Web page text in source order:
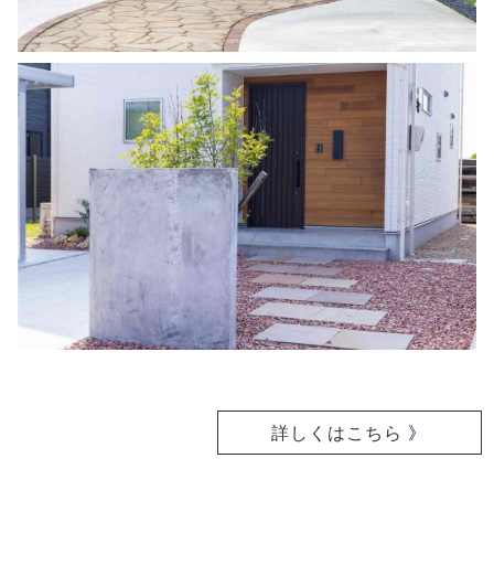
詳しくはこちら 》